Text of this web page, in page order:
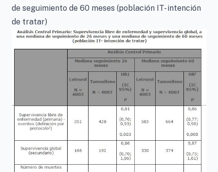
de seguimiento de 60 meses (población IT- intención
de tratar)